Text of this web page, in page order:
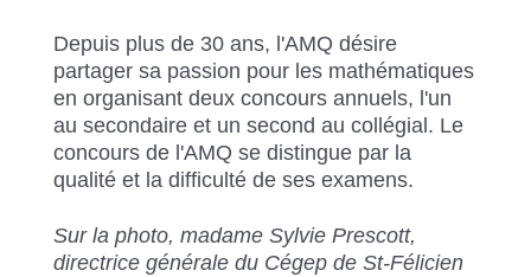
Depuis plus de 30 ans, l'AMQ désire
partager sa passion pour les mathématiques
en organisant deux concours annuels, l'un
au secondaire et un second au collégial. Le
concours de l'AMQ se distingue par la
qualité et la difficulté de ses examens.
Sur la photo, madame Sylvie Prescott,
directrice générale du Cégep de St-Félicien